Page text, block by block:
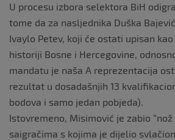
U procesu izbora selektora BiH
tome da za nasljednika Duška
Ivaylo Petev, koji će ostati upisan
historiji Bosne i Hercegovine,
mandatu je naša A reprezentacija
rezultat u dosadašnjih 13
bodova i samo jedan pobjeda).
Istovremeno, Misimović je zabio “nož
saigračima s kojima je dijelio